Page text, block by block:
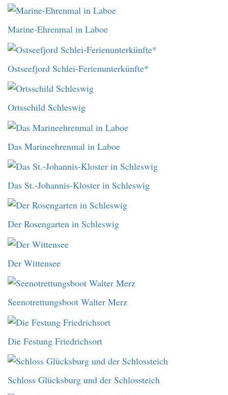
Marine-Ehrenmal in Laboe
Ostseefjord Schlei-Ferienunterkünfte*
Ortsschild Schleswig
Das Marineehrenmal in Laboe
Das St.-Johannis-Kloster in Schleswig
Der Rosengarten in Schleswig
Der Wittensee
Seenotrettungsboot Walter Merz
Die Festung Friedrichsort
Schloss Glücksburg und der Schlossteich